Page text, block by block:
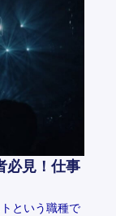
必見！仕事
という職種で